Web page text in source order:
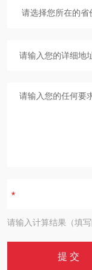
请输入计算结果（填